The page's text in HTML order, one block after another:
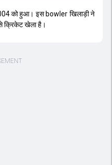
को हुआ। इस bowler खिलाड़ी ने
क्रिकेट खेला है।